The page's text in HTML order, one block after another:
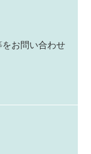
お問い合わせ